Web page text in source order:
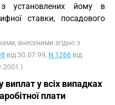
з установлених йому в
ставки, посадового
внесеними згідно з
від 30.07.99, N 1266 від
)
виплат у всіх випадках
плати